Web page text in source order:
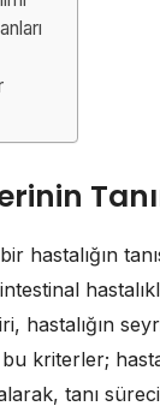
hastalığın
hastalığın
kriterler;
tanı